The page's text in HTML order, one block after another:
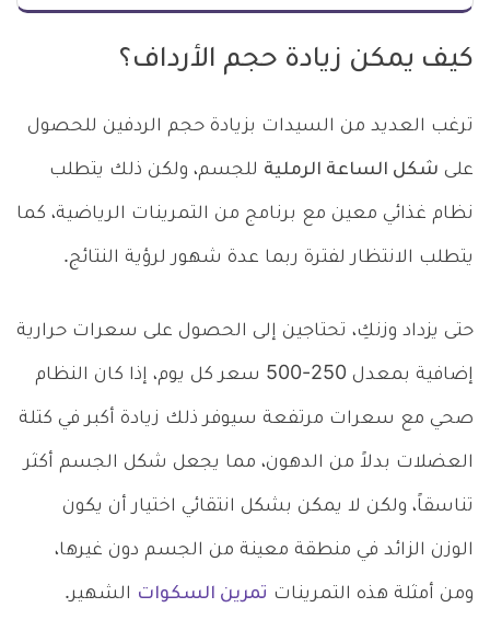
كيف يمكن زيادة حجم الأرداف؟
ترغب العديد من السيدات بزيادة حجم الردفين للحصول
على شكل الساعة الرملية للجسم، ولكن ذلك يتطلب
نظام غذائي معين مع برنامج من التمرينات الرياضية، كما
يتطلب الانتظار لفترة ربما عدة شهور لرؤية النتائج.
حتى يزداد وزنكِ، تحتاجين إلى الحصول على سعرات حرارية
إضافية بمعدل 250-500 سعر كل يوم، إذا كان النظام
صحي مع سعرات مرتفعة سيوفر ذلك زيادة أكبر في كتلة
العضلات بدلاً من الدهون، مما يجعل شكل الجسم أكثر
تناسقاً، ولكن لا يمكن بشكل انتقائي اختيار أن يكون
الوزن الزائد في منطقة معينة من الجسم دون غيرها،
ومن أمثلة هذه التمرينات تمرين السكوات الشهير.